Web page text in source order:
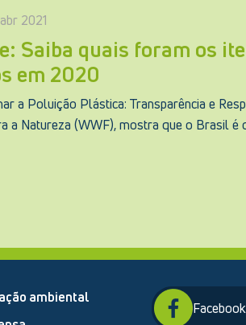
2021
Saiba quais foram os
em 2020
a Poluição Plástica: Transparência e
a Natureza (WWF), mostra que o Brasil é
ambiental
Facebook